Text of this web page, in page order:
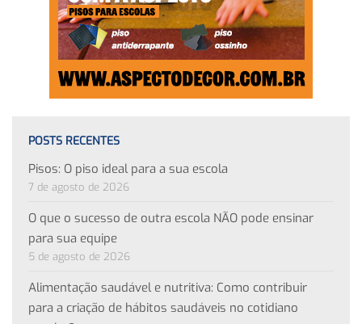
POSTS RECENTES
Pisos: O piso ideal para a sua escola
7 de agosto de 2026
O que o sucesso de outra escola NÃO pode ensinar
para sua equipe
5 de agosto de 2026
Alimentação saudável e nutritiva: Como contribuir
para a criação de hábitos saudáveis no cotidiano